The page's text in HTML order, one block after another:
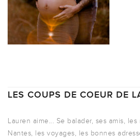
LES COUPS DE COEUR DE
Lauren aime... Se balader, ses amis,
Nantes, les voyages, les bonnes